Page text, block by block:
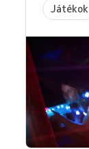
Játékok